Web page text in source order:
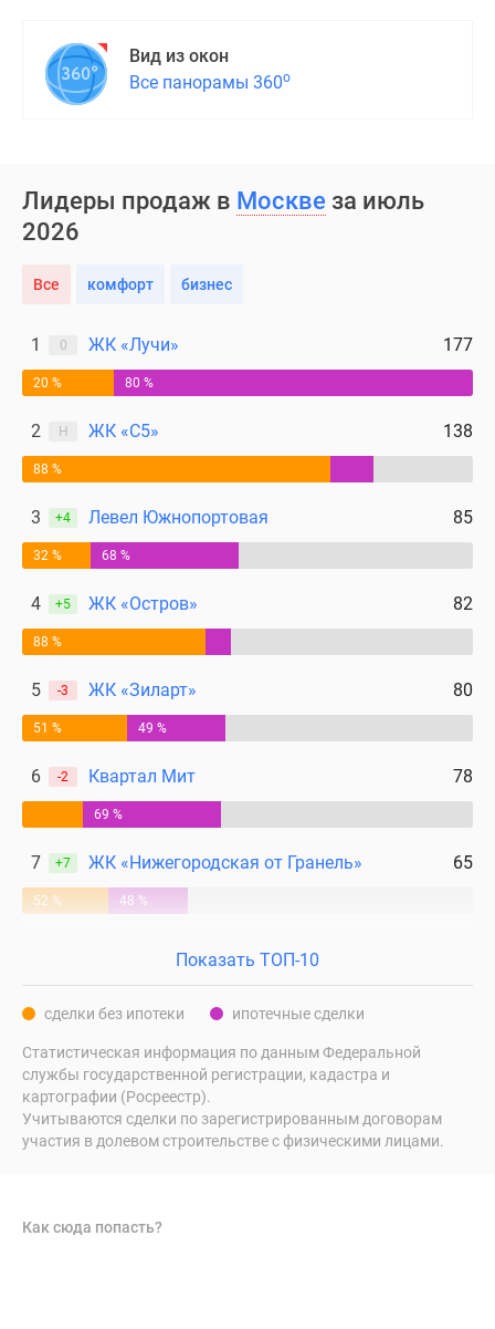
Вид из окон
Все панорамы 360о
Лидеры продаж в Москве за июль
2026
Все комфорт бизнес
1 0 ЖК «Лучи» 177
20 % 80 %
2 Н ЖК «С5» 138
88 %
3 +4 Левел Южнопортовая 85
32 % 68 %
4 +5 ЖК «Остров» 82
88 %
5 -3 ЖК «Зиларт» 80
51 % 49 %
6 -2 Квартал Мит 78
69 %
7 +7 ЖК «Нижегородская от Гранель» 65
52 % 48 %
Показать ТОП-10
сделки без ипотеки ипотечные сделки
Статистическая информация по данным Федеральной
службы государственной регистрации, кадастра и
картографии (Росреестр).
Учитываются сделки по зарегистрированным договорам
участия в долевом строительстве с физическими лицами.
Как сюда попасть?